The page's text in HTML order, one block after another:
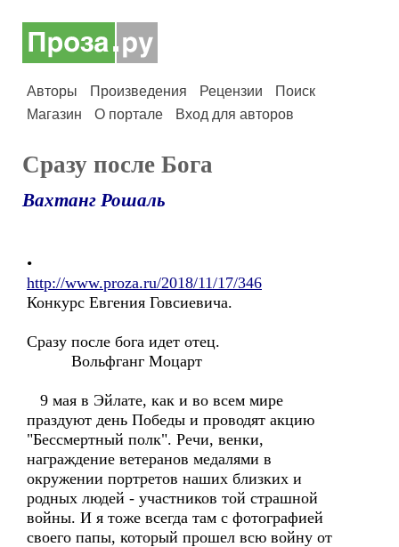
Авторы Произведения Рецензии
Поиск
Магазин
О портале Вход для авторов
Сразу после Бога
Вахтанг Рошаль
•
http://www.proza.ru/2018/11/17/346
Конкурс Евгения Говсиевича.
Сразу после бога идет отец.
Вольфганг Моцарт
9 мая в Эйлате, как и во всем мире
праздуют день Победы и проводят акцию
"Бессмертный полк". Речи, венки,
награждение ветеранов медалями в
окружении портретов наших близких и
родных людей - участников той страшной
войны. И я тоже всегда там с фотографией
своего папы, который прошел всю войну от